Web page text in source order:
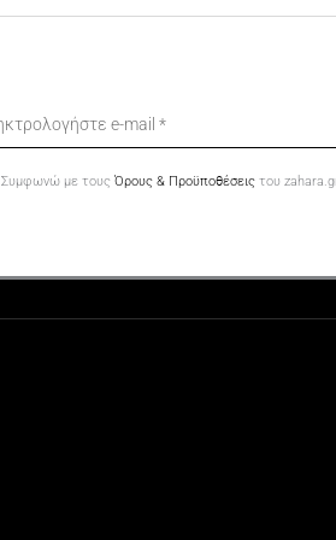
Συμφωνώ με τουςΌρους & Προϋποθέσεις του